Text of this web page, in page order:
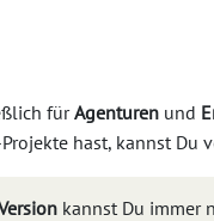
fürAgenturen und
hast, kannst Du
kannst Du immer